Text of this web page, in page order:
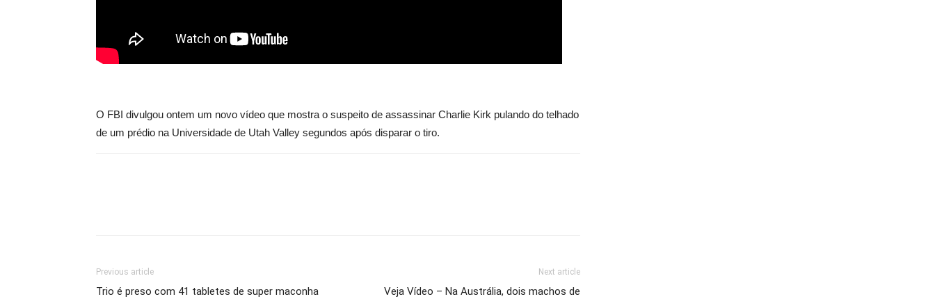
O FBI divulgou ontem um novo vídeo que mostra o suspeito de assassinar Charlie Kirk pulando do telhado
de um prédio na Universidade de Utah Valley segundos após disparar o tiro.
Previous article
Trio é preso com 41 tabletes de super maconha
Next article
Veja Vídeo – Na Austrália, dois machos de